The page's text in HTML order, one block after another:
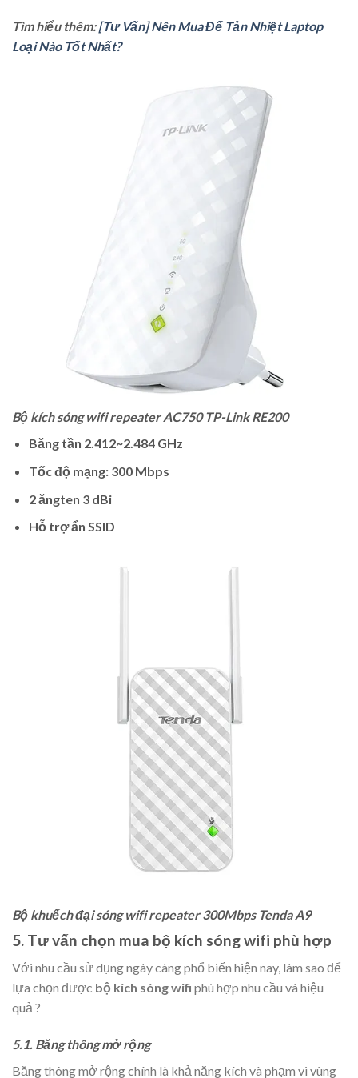
Tìm hiểu thêm:[Tư Vấn] Nên Mua Đế Tản Nhiệt Laptop
Loại Nào Tốt Nhất?
Bộ kích sóng wifi repeater AC750 TP-Link RE200
Băng tần 2.412~2.484 GHz
Tốc độ mạng: 300 Mbps
2 ăngten 3 dBi
Hỗ trợ ẩn SSID
Bộ khuếch đại sóng wifi repeater 300Mbps Tenda A9
5. Tư vấn chọn mua bộ kích sóng wifi phù hợp
Với nhu cầu sử dụng ngày càng phổ biến hiện nay, làm sao để
lựa chọn được bộ kích sóng wifi phù hợp nhu cầu và hiệu
quả ?
5.1. Băng thông mở rộng
Băng thông mở rộng chính là khả năng kích và phạm vi vùng